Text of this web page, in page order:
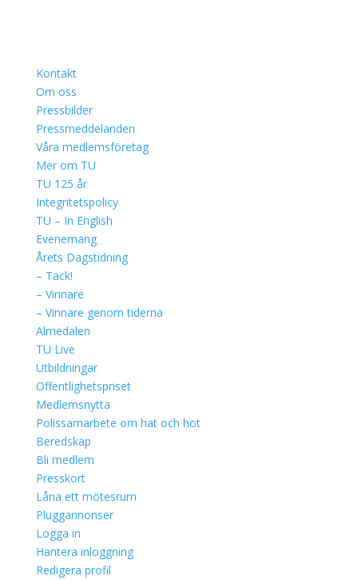
Kontakt
Om oss
Pressbilder
Pressmeddelanden
Våra medlemsföretag
Mer om TU
TU 125 år
Integritetspolicy
TU – In English
Evenemang
Årets Dagstidning
– Tack!
– Vinnare
– Vinnare genom tiderna
Almedalen
TU Live
Utbildningar
Offentlighetspriset
Medlemsnytta
Polissamarbete om hat och hot
Beredskap
Bli medlem
Presskort
Låna ett mötesrum
Pluggannonser
Logga in
Hantera inloggning
Redigera profil